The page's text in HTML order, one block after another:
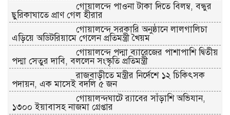
গোয়ালন্দে পাওনা টাকা দিতে বিলম্ব, বন্ধুর
ছুরিকাঘাতে প্রাণ গেল হীরার
গোয়ালন্দে সরকারি অনুষ্ঠানে লালগালিচা
এড়িয়ে অডিটরিয়ামে গেলেন প্রতিমন্ত্রী খৈয়ম
গোয়ালন্দে পদ্মা ব্যারেজের পাশাপাশি দ্বিতীয়
পদ্মা সেতুর দাবি, বললেন সংস্কৃতি প্রতিমন্ত্রী
রাজবাড়ীতে মন্ত্রীর নির্দেশে ১২ চিকিৎসক
পদায়ন, এক মাসেই বদলি ৫ জন
গোয়ালন্দঘাটে র‌্যাবের সাঁড়াশি অভিযান,
১৩০০ ইয়াবাসহ নাজমা গ্রেপ্তার